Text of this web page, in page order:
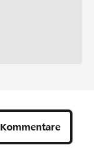
Kommentare